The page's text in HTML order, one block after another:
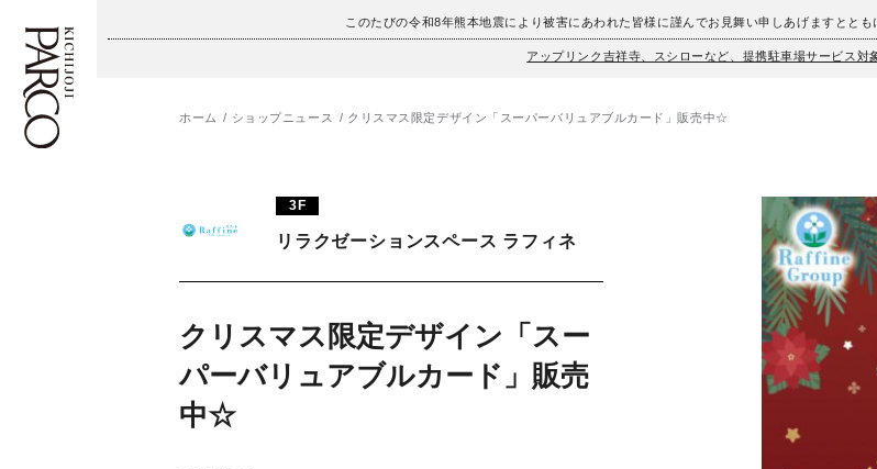
このたびの令和8年熊本地震により被害にあわれた皆様に謹んでお見舞い申しあげますとと
アップリンク吉祥寺、スシローなど、提携駐車場サービス対
施設案内・アクセス
レストラン・カフェ
TAX FREE
ภาษาไทย
ホーム ショップニュース クリスマス限定デザイン「スーパーバリュアブルカード」販売中☆
3F
リラクゼーションスペース ラフィネ
クリスマス限定デザイン「スー
パーバリュアブルカード」販売
中☆